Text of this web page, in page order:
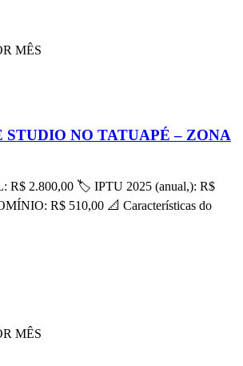
MÊS
STUDIO NO TATUAPÉ – ZONA
R$ 2.800,00 🏷 IPTU 2025 (anual,): R$
R$ 510,00 📐 Características do
MÊS